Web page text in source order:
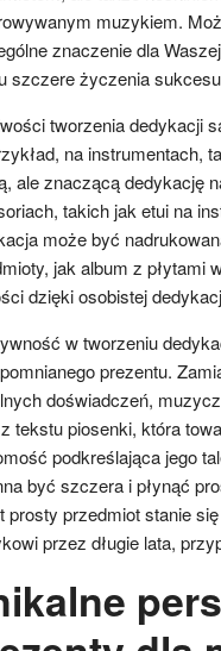
muzykiem.
znaczenie dla
szczere życzenia
tworzenia dedykacji
na instrumentach,
ale znaczącą dedykację
takich jak etui na
może być
jak album z płytami
dzięki osobistej
w tworzeniu
prezentu.
doświadczeń,
tekstu piosenki, która
podkreślająca jego
być szczera i płynąć
prosty przedmiot stanie
przez długie lata,